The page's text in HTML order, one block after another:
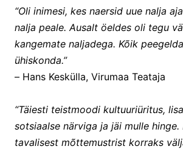
“Oli inimesi, kes naersid uue nalja
nalja peale. Ausalt öeldes oli tegu
kangemate naljadega. Kõik
ühiskonda.”
– Hans Keskülla, Virumaa Teataja
“Täiesti teistmoodi kultuuriüritus,
sotsiaalse närviga ja jäi mulle hinge.
tavalisest mõttemustrist korraks